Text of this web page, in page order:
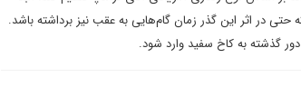
حتی در اثر این گذر زمان گام‌هایی به عقب نیز برداشته باشد.
گذشته به کاخ سفید وارد شود.